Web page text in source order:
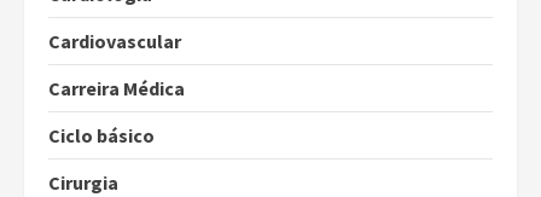
Cardiovascular
Carreira Médica
Ciclo básico
Cirurgia